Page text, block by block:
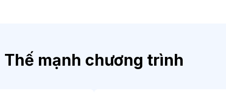
Thế mạnh chương trình